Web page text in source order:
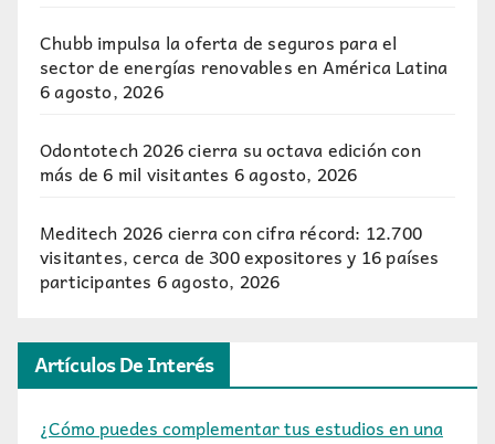
Chubb impulsa la oferta de seguros para el
sector de energías renovables en América Latina
6 agosto, 2026
Odontotech 2026 cierra su octava edición con
más de 6 mil visitantes 6 agosto, 2026
Meditech 2026 cierra con cifra récord: 12.700
visitantes, cerca de 300 expositores y 16 países
participantes 6 agosto, 2026
Artículos De Interés
¿Cómo puedes complementar tus estudios en una